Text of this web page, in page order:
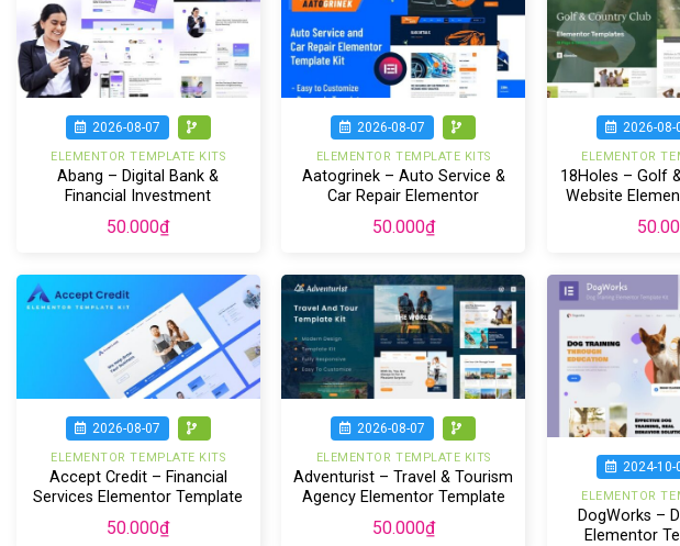
2026-08-07
ELEMENTOR TEMPLATE KITS
Abang – Digital Bank &
Financial Investment
Elementor Template Kit
50.000₫
2026-08-07
ELEMENTOR TEMPLATE KITS
Aatogrinek – Auto Service &
Car Repair Elementor
Template Kit
50.000₫
2026-08-
ELEMENTOR
18Holes – Golf
Website
Kit
2026-08-07
ELEMENTOR TEMPLATE KITS
Accept Credit – Financial
Services Elementor Template
kit
50.000₫
2026-08-07
ELEMENTOR TEMPLATE KITS
Adventurist – Travel & Tourism
Agency Elementor Template
Kit
50.000₫
2024-10-
ELEMENTOR
DogWorks –
Elementor